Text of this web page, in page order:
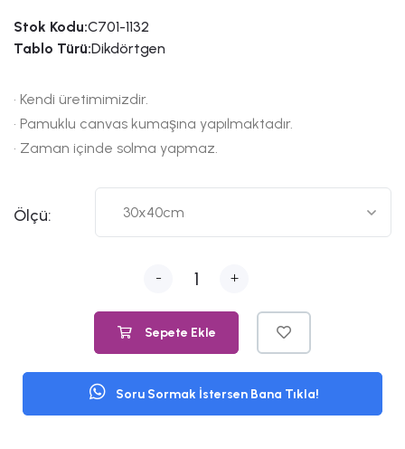
Stok Kodu:C701-1132
Tablo Türü:Dikdörtgen
• Kendi üretimimizdir.
• Pamuklu canvas kumaşına yapılmaktadır.
• Zaman içinde solma yapmaz.
Ölçü:
- +
Sepete Ekle
Soru Sormak İstersen Bana Tıkla!